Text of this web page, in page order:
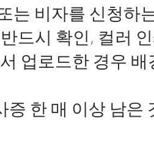
는 비자를 신청
드시 확인, 컬러
어서 업로드
증 한 매 이상 남은